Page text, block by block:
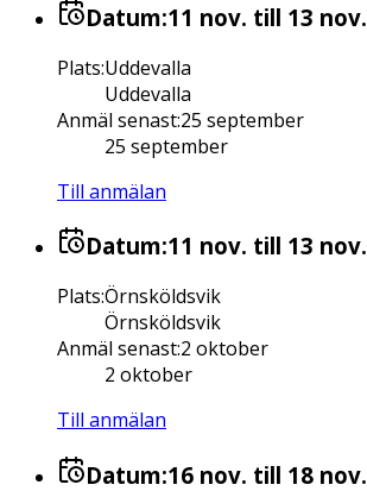
Datum:11 nov. till 13 nov.
Plats:Uddevalla
Uddevalla
Anmäl senast:25 september
25 september
Till anmälan
Datum:11 nov. till 13 nov.
Plats:Örnsköldsvik
Örnsköldsvik
Anmäl senast:2 oktober
2 oktober
Till anmälan
Datum:16 nov. till 18 nov.